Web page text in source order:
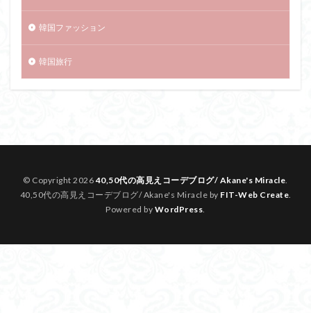
韓国ファッション
韓国旅行
© Copyright 202640,50代の高見えコーデブログ/ Akane's Miracle.
40,50代の高見えコーデブログ/ Akane's Miracle by FIT-Web Create.
Powered by WordPress.